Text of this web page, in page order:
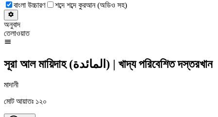
বাংলা উচ্চারণ শব্দে শব্দে কুরআন (অডিও সহ)
অনুবাদ
তেলাওয়াত
সূরা আল মায়িদাহ (المائدة ) | খাদ্য পরিবেশিত দস্তরখান
মাদানী
মোট আয়াতঃ ১২০